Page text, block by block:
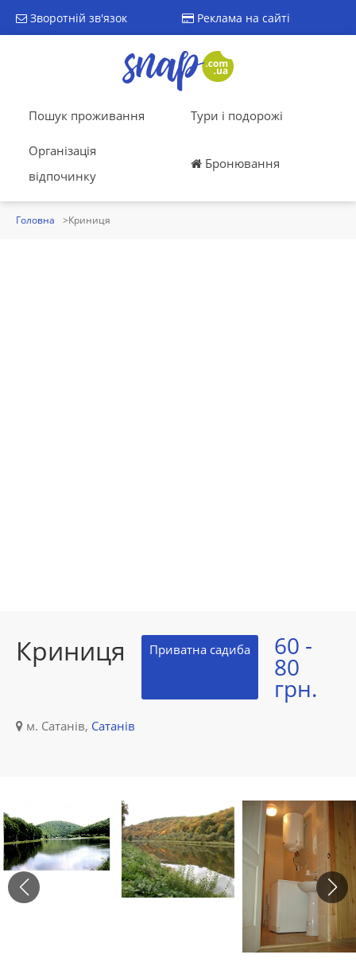
Зворотній зв'язок Реклама на сайті
Пошук проживання Тури і подорожі
Організація
відпочинку
Бронювання
Головна Криниця
Криниця Приватна садиба 60 -
80
грн.
м. Сатанів, Сатанів